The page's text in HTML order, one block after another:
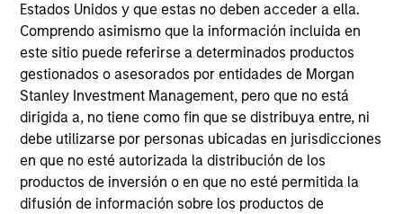
Estados Unidos y que estas no deben acceder a ella.
Comprendo asimismo que la información incluida en
este sitio puede referirse a determinados productos
gestionados o asesorados por entidades de Morgan
Stanley Investment Management, pero que no está
dirigida a, no tiene como fin que se distribuya entre, ni
debe utilizarse por personas ubicadas en jurisdicciones
en que no esté autorizada la distribución de los
productos de inversión o en que no esté permitida la
difusión de información sobre los productos de
2020 and has 18 years of investment experience.
Prior to joining the firm, Samson was a lead analyst
covering Asia semiconductors at HSBC and an
analyst covering Taiwan and Hong Kong technology
sectors at Allianz Global Investors and UBS
Securities. He received an M.B.A. from Ross School
of Business at University of Michigan and a B.A. in
business administration from National Chengchi
University.